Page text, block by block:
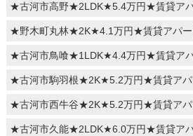
★古河市高野★2LDK★5.4万円★賃貸ア
★野木町丸林★2K★4.1万円★賃貸アパ
★古河市鳥喰★1LDK★4.4万円★賃貸ア
★古河市駒羽根★2K★5.2万円★賃貸ア
★古河市西牛谷★2K★5.2万円★賃貸ア
★古河市久能★2LDK★6.0万円★賃貸ア